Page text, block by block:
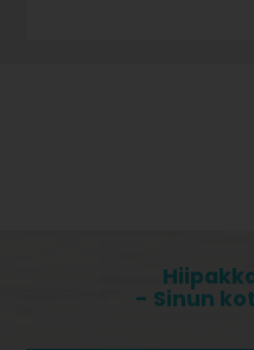
- Sinun